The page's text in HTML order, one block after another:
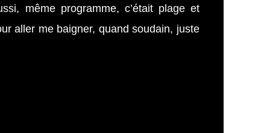
même programme, c’était plage et
aller me baigner, quand soudain, juste